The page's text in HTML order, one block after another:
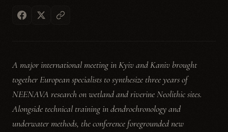
A major international meeting in Kyiv and Kaniv brought
together European specialists to synthesize three years of
NEENAVA research on wetland and riverine Neolithic sites.
Alongside technical training in dendrochronology and
underwater methods, the conference foregrounded new